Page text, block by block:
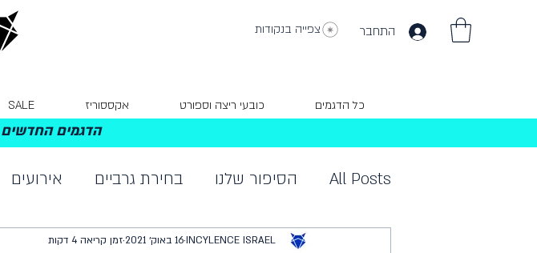
התחבר צפייה בנקודות
כל הדגמים כובעי ריצה וספורט אקססוריז SALE
הדגמים
All Posts הסיפור שלנו בחירת גרביים אירועים
INCYLENCE ISRAEL16 באוק׳ 2021 זמן קריאה 4 דקות